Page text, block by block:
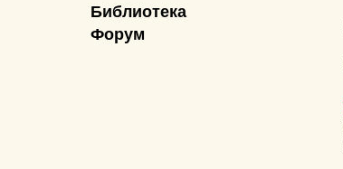
Библиотека
Форум